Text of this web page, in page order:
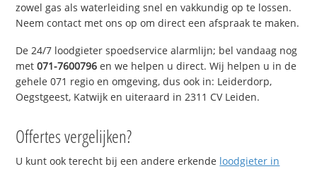
zowel gas als waterleiding snel en vakkundig op te lossen.
Neem contact met ons op om direct een afspraak te maken.
De 24/7 loodgieter spoedservice alarmlijn; bel vandaag nog
met071-7600796 en we helpen u direct. Wij helpen u in de
gehele 071 regio en omgeving, dus ook in: Leiderdorp,
Oegstgeest, Katwijk en uiteraard in 2311 CV Leiden.
Offertes vergelijken?
U kunt ook terecht bij een andere erkende loodgieter in